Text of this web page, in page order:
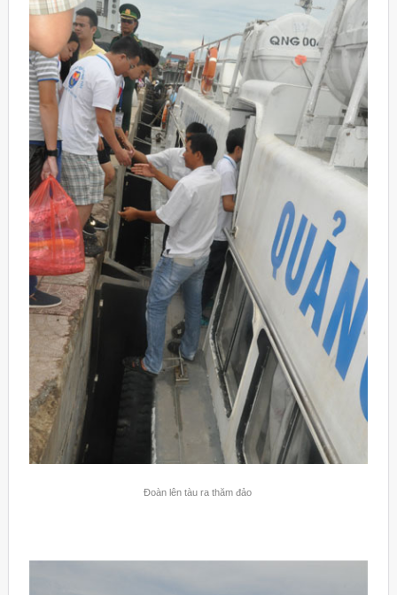
Đoàn lên tàu ra thăm đảo